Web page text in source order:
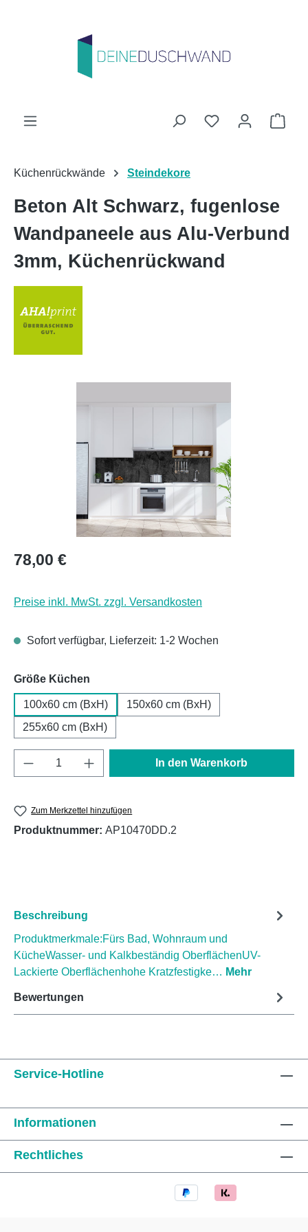
Du hast 0
Küchenrückwände Steindekore
Beton Alt Schwarz, fugenlose
Wandpaneele aus Alu-Verbund
3mm, Küchenrückwand
Regulärer Preis:
78,00 €
Preise inkl. MwSt. zzgl. Versandkosten
Sofort verfügbar, Lieferzeit: 1-2 Wochen
Größe Küchen
100x60 cm (BxH)
150x60 cm (BxH)
255x60 cm (BxH)
Produkt Anzahl: Gib den gewünschten
In den Warenkorb
Zum Merkzettel hinzufügen
Produktnummer: AP10470DD.2
Beschreibung
Produktmerkmale:Fürs Bad, Wohnraum und
KücheWasser- und Kalkbeständig OberflächenUV-
Lackierte Oberflächenhohe Kratzfestigke… Mehr
Bewertungen
Service-Hotline
Informationen
Rechtliches